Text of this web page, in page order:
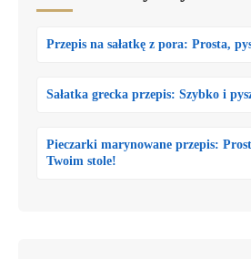
Przepis na sałatkę z pora: Prosta,
Sałatka grecka przepis: Szybko i
Pieczarki marynowane przepis:
Twoim stole!